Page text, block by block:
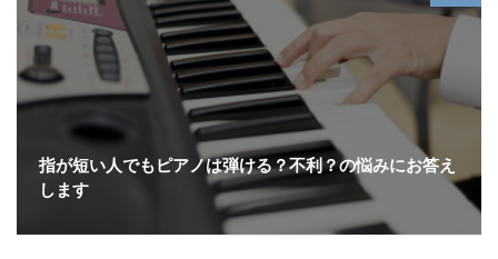
指が短い人でもピアノは弾ける？不利？の悩みにお答え
します